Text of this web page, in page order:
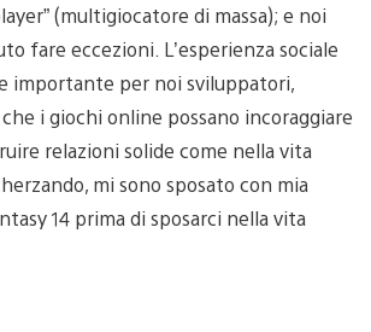
(multigiocatore di massa); e noi
fare eccezioni. L’esperienza sociale
importante per noi sviluppatori,
i giochi online possano incoraggiare
relazioni solide come nella vita
mi sono sposato con mia
14 prima di sposarci nella vita